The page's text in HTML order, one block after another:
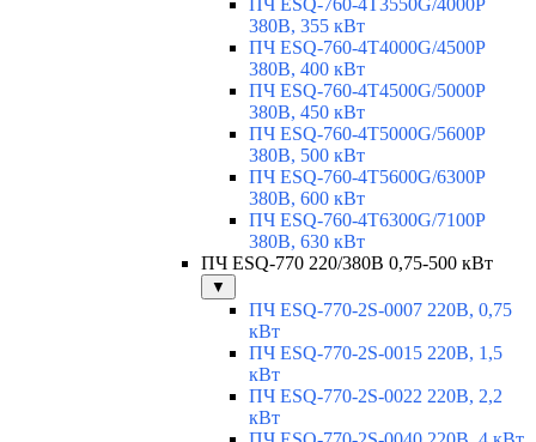
ПЧ ESQ-760-4T3550G/4000P
380В, 355 кВт
ПЧ ESQ-760-4T4000G/4500P
380В, 400 кВт
ПЧ ESQ-760-4T4500G/5000P
380В, 450 кВт
ПЧ ESQ-760-4T5000G/5600P
380В, 500 кВт
ПЧ ESQ-760-4T5600G/6300P
380В, 600 кВт
ПЧ ESQ-760-4T6300G/7100P
380В, 630 кВт
ПЧ ESQ-770 220/380В 0,75-500 кВт
▼
ПЧ ESQ-770-2S-0007 220В, 0,75
кВт
ПЧ ESQ-770-2S-0015 220В, 1,5
кВт
ПЧ ESQ-770-2S-0022 220В, 2,2
кВт